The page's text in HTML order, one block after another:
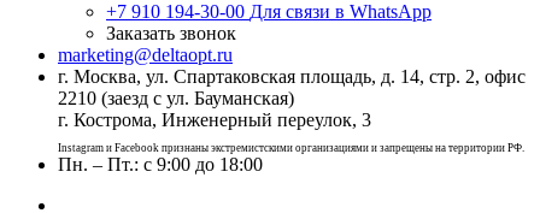
+7 910 194-30-00 Для связи в WhatsApp
Заказать звонок
marketing@deltaopt.ru
г. Москва, ул. Спартаковская площадь, д. 14, стр. 2, офис
2210 (заезд с ул. Бауманская)
г. Кострома, Инженерный переулок, 3
Instagram и Facebook признаны экстремистскими организациями и запрещены на территории РФ.
Пн. – Пт.: с 9:00 до 18:00